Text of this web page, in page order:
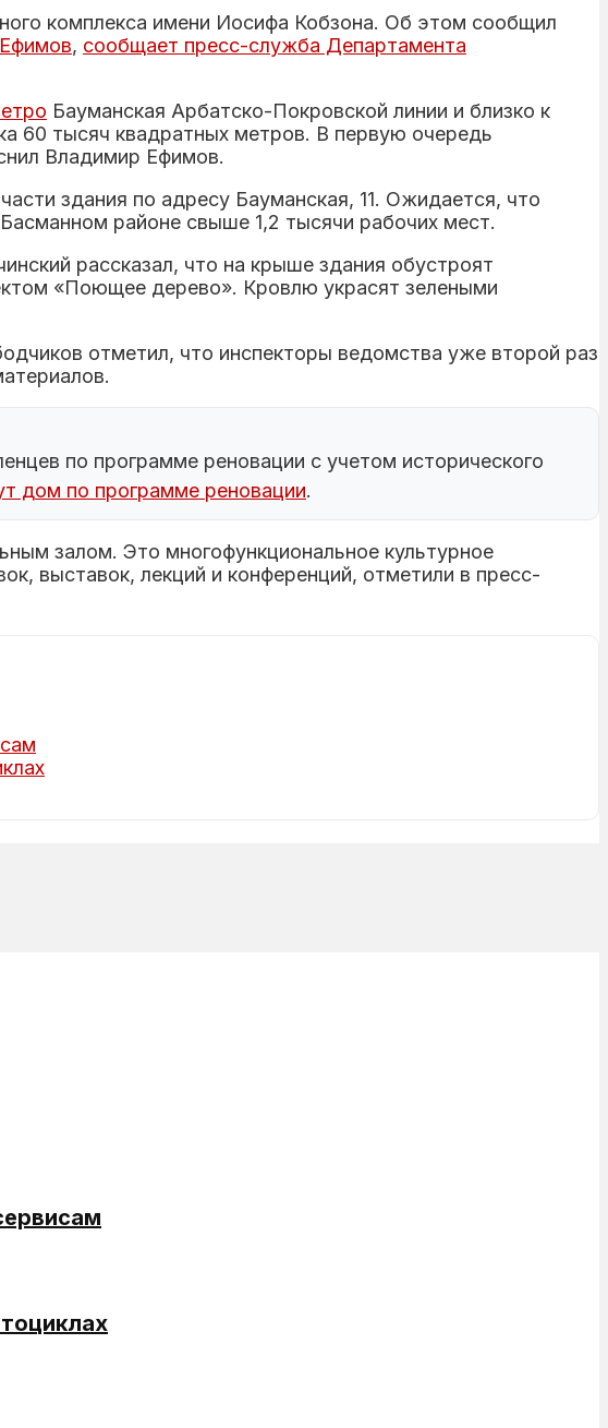
комплекса имени Иосифа Кобзона. Об этом сообщил
, сообщает пресс-служба Департамента
Бауманская Арбатско-Покровской линии и близко к
60 тысяч квадратных метров. В первую очередь
Владимир Ефимов.
здания по адресу Бауманская, 11. Ожидается, что
районе свыше 1,2 тысячи рабочих мест.
рассказал, что на крыше здания обустроят
«Поющее дерево». Кровлю украсят зелеными
отметил, что инспекторы ведомства уже второй раз
по программе реновации с учетом исторического
дом по программе реновации.
залом. Это многофункциональное культурное
выставок, лекций и конференций, отметили в пресс-